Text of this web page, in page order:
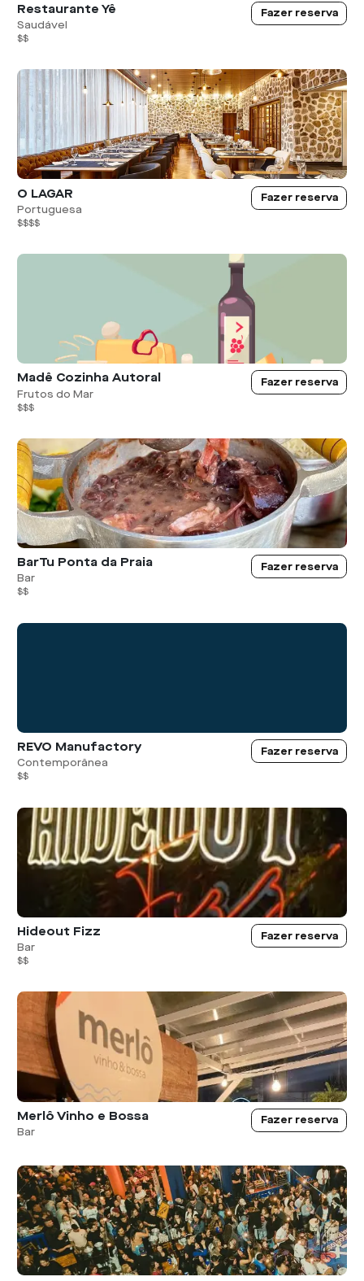
Restaurante Yê
Saudável
$$
Fazer reserva
O LAGAR
Portuguesa
$$$$
Fazer reserva
Madê Cozinha Autoral
Frutos do Mar
$$$
Fazer reserva
BarTu Ponta da Praia
Bar
$$
Fazer reserva
REVO Manufactory
Contemporânea
$$
Fazer reserva
Hideout Fizz
Bar
$$
Fazer reserva
Merlô Vinho e Bossa
Bar
Fazer reserva